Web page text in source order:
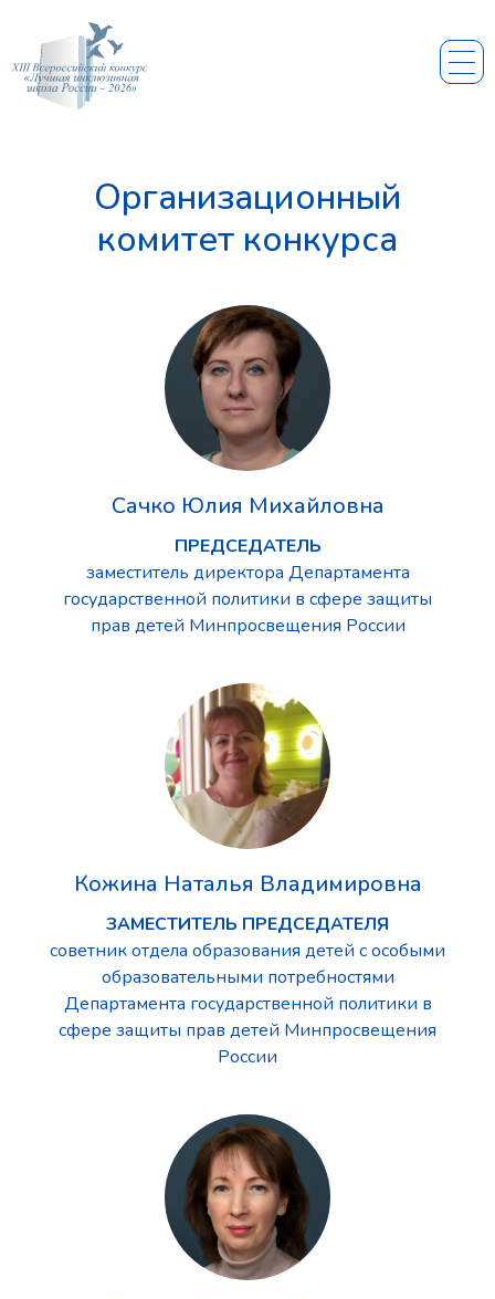
Организационный
комитет конкурса
Сачко Юлия Михайловна
ПРЕДСЕДАТЕЛЬ
заместитель директора Департамента
государственной политики в сфере защиты
прав детей Минпросвещения России
Кожина Наталья Владимировна
ЗАМЕСТИТЕЛЬ ПРЕДСЕДАТЕЛЯ
советник отдела образования детей с особыми
образовательными потребностями
Департамента государственной политики в
сфере защиты прав детей Минпросвещения
России